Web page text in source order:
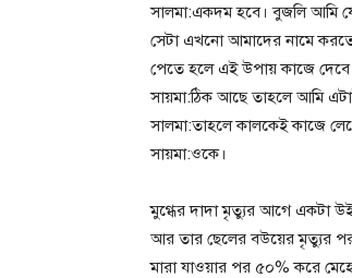
সালমা:একদম হবে। বুজলি আমি
সেটা এখনো আমাদের নামে
পেতে হলে এই উপায় কাজে
সায়মা:ঠিক আছে তাহলে আমি
সালমা:তাহলে কালকেই কাজে
সায়মা:ওকে।
মুগ্ধের দাদা মৃত্যুর আগে একটা
আর তার ছেলের বউয়ের মৃত্যুর পর
মারা যাওয়ার পর ৫০% করে